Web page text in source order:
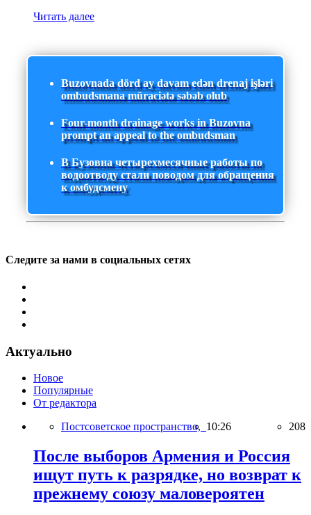
Читать далее
Buzovnada dörd ay davam edən drenaj işləri
ombudsmana müraciətə səbəb olub
Four-month drainage works in Buzovna
prompt an appeal to the ombudsman
В Бузовна четырехмесячные работы по
водоотводу стали поводом для обращения
к омбудсмену
Следите за нами в социальных сетях
Актуально
Новое
Популярные
От редактора
Постсоветское пространство, 10:26 208
После выборов Армения и Россия
ищут путь к разрядке, но возврат к
прежнему союзу маловероятен